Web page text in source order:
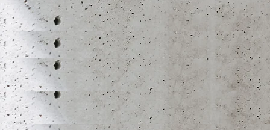
+41 (0)26 347 51 57
RAPHAËL EGGER
Apprenti / Lernender 3. année/Jahr
Dessinateur CFC / Bauzeichner EFZ
r.egger@LZA.ch
+41 (0)26 347 51 67
LEILA GUEMBRI
Dessinatrice CFC / Bauzeichnerin EFZ
l.guembri@LZA.ch
+41 (0)26 347 51 59
NABRISSA JAECK
Administration
Employée de commerce CFC / KV EFZ
n.jaeck@LZA.ch
+41 (0)26 347 51 53
OCEANE PAUCHARD
Cheffe de chantier / Bauleiterin
Dessinatrice CFC / Bauzeichnerin EFZ
o.pauchard@LZA.ch